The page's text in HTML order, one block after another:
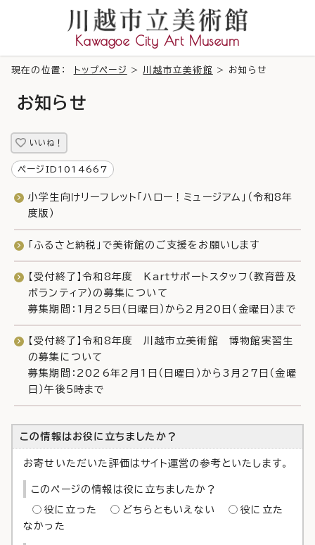
Kawagoe City Art Museum
現在の位置： トップページ > 川越市立美術館 > お知らせ
お知らせ
いいね！
ページID1014667
小学生向けリーフレット「ハロー！ミュージアム」（令和8年
度版）
「ふるさと納税」で美術館のご支援をお願いします
【受付終了】令和8年度 Kartサポートスタッフ（教育普及
ボランティア）の募集について
募集期間：1月25日（日曜日）から2月20日（金曜日）まで
【受付終了】令和8年度 川越市立美術館 博物館実習生
の募集について
募集期間：2026年2月1日（日曜日）から3月27日（金曜
日）午後5時まで
この情報はお役に立ちましたか？
お寄せいただいた評価はサイト運営の参考といたします。
このページの情報は役に立ちましたか？
役に立った どちらともいえない
役に立た
なかった